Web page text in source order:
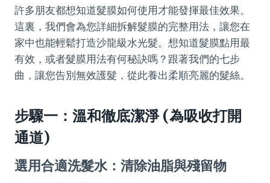
許多朋友都想知道髮膜如何使用才能發揮最佳效果。
這裏，我們會為您詳細拆解髮膜的完整用法，讓您在
家中也能輕鬆打造沙龍級水光髮。想知道髮膜點用最
有效，或者髮膜用法有何秘訣嗎？跟著我們的七步
曲，讓您告別無效護髮，從此養出柔順亮麗的髮絲。
步驟一：溫和徹底潔淨 (為吸收打開
通道)
選用合適洗髮水：清除油脂與殘留物